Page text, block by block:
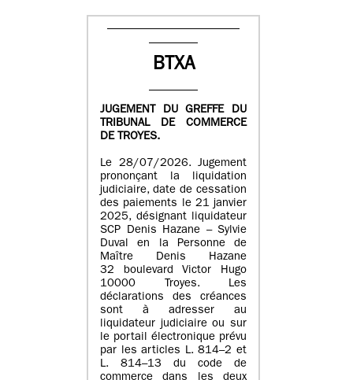
BTXA
JUGEMENT DU GREFFE DU
TRIBUNAL DE COMMERCE
DE TROYES.
Le 28/07/2026. Jugement
prononçant la liquidation
judiciaire, date de cessation
des paiements le 21 janvier
2025, désignant liquidateur
SCP Denis Hazane – Sylvie
Duval en la Personne de
Maître Denis Hazane
32 boulevard Victor Hugo
10000 Troyes. Les
déclarations des créances
sont à adresser au
liquidateur judiciaire ou sur
le portail électronique prévu
par les articles L. 814–2 et
L. 814–13 du code de